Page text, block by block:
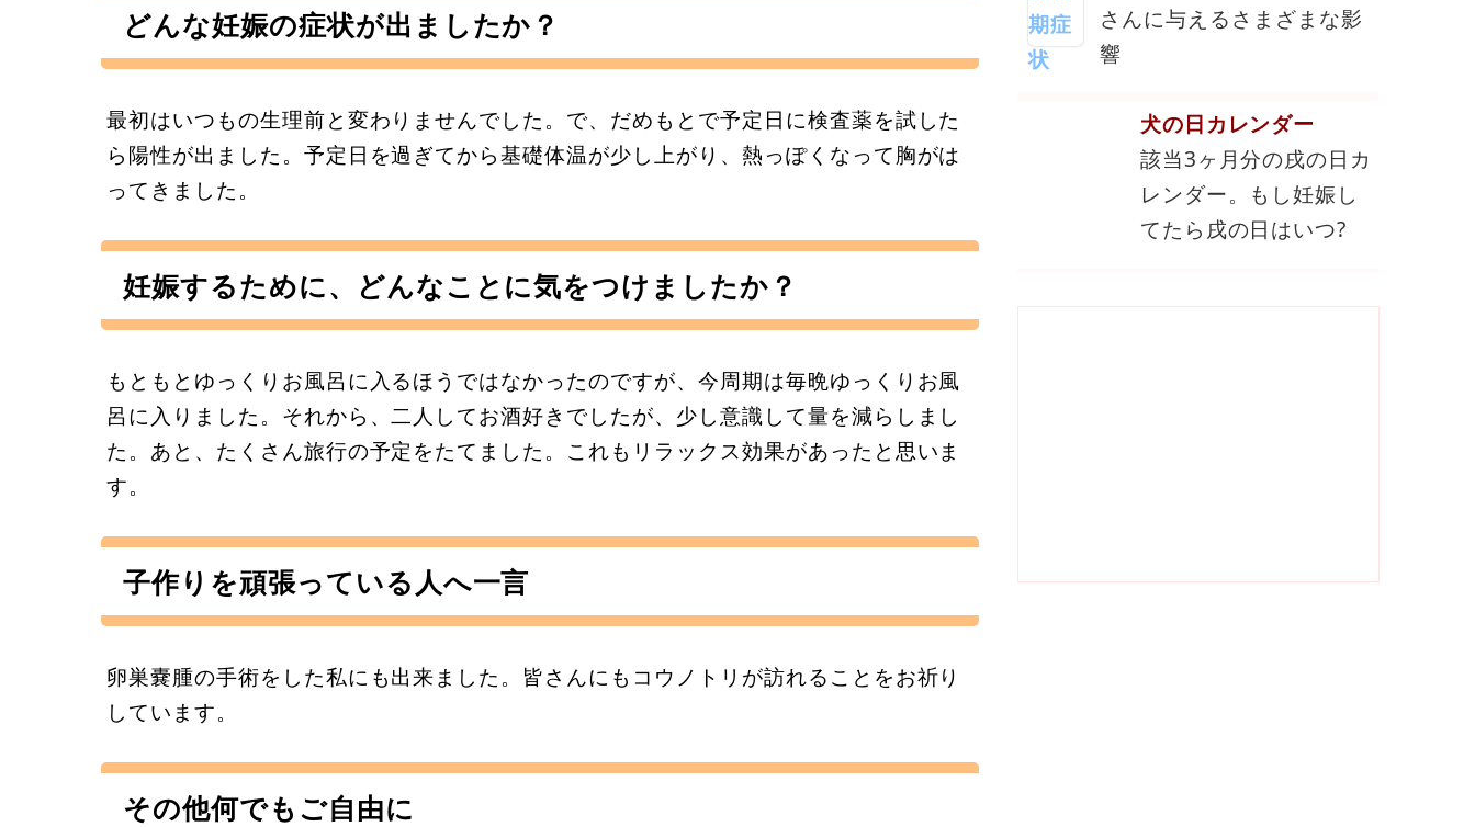
どんな妊娠の症状が出ましたか？
最初はいつもの生理前と変わりませんでした。で、だめもとで予定日に検査薬を試した
ら陽性が出ました。予定日を過ぎてから基礎体温が少し上がり、熱っぽくなって胸がは
ってきました。
妊娠するために、どんなことに気をつけましたか？
もともとゆっくりお風呂に入るほうではなかったのですが、今周期は毎晩ゆっくりお風
呂に入りました。それから、二人してお酒好きでしたが、少し意識して量を減らしまし
た。あと、たくさん旅行の予定をたてました。これもリラックス効果があったと思いま
す。
子作りを頑張っている人へ一言
卵巣嚢腫の手術をした私にも出来ました。皆さんにもコウノトリが訪れることをお祈り
しています。
その他何でもご自由に
さんに与えるさまざまな影
響
犬の日カレンダー
該当3ヶ月分の戌の日カ
レンダー。もし妊娠し
てたら戌の日はいつ?